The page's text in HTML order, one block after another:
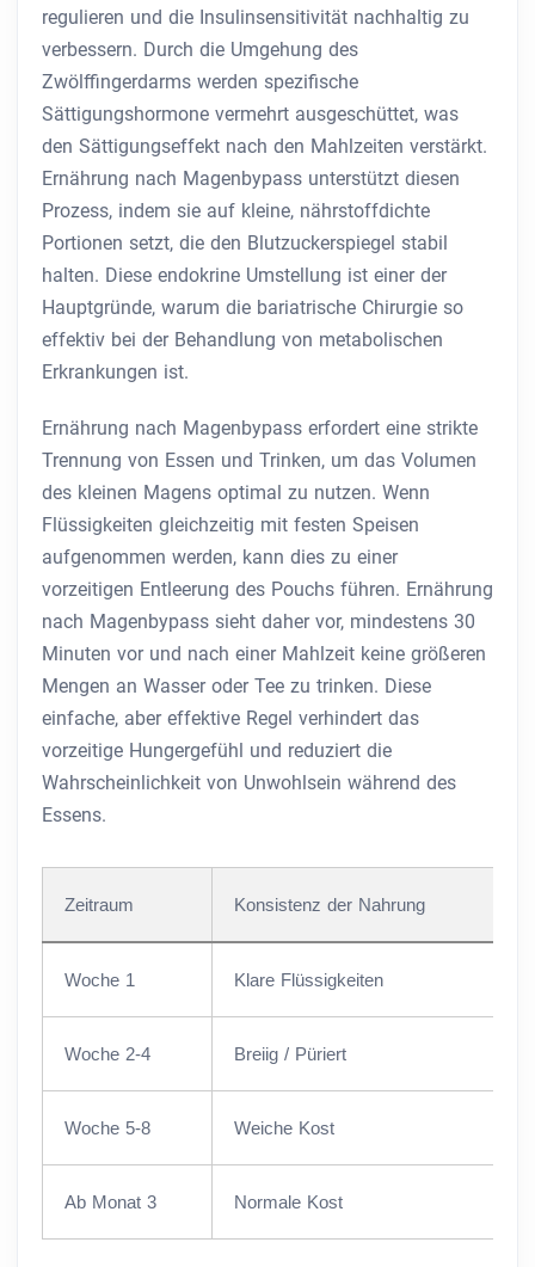
regulieren und die Insulinsensitivität nachhaltig zu
verbessern. Durch die Umgehung des
Zwölffingerdarms werden spezifische
Sättigungshormone vermehrt ausgeschüttet, was
den Sättigungseffekt nach den Mahlzeiten verstärkt.
Ernährung nach Magenbypass unterstützt diesen
Prozess, indem sie auf kleine, nährstoffdichte
Portionen setzt, die den Blutzuckerspiegel stabil
halten. Diese endokrine Umstellung ist einer der
Hauptgründe, warum die bariatrische Chirurgie so
effektiv bei der Behandlung von metabolischen
Erkrankungen ist.
Ernährung nach Magenbypass erfordert eine strikte
Trennung von Essen und Trinken, um das Volumen
des kleinen Magens optimal zu nutzen. Wenn
Flüssigkeiten gleichzeitig mit festen Speisen
aufgenommen werden, kann dies zu einer
vorzeitigen Entleerung des Pouchs führen. Ernährung
nach Magenbypass sieht daher vor, mindestens 30
Minuten vor und nach einer Mahlzeit keine größeren
Mengen an Wasser oder Tee zu trinken. Diese
einfache, aber effektive Regel verhindert das
vorzeitige Hungergefühl und reduziert die
Wahrscheinlichkeit von Unwohlsein während des
Essens.
Zeitraum Konsistenz der Nahrung
Woche 1 Klare Flüssigkeiten
Woche 2-4 Breiig / Püriert
Woche 5-8 Weiche Kost
Ab Monat 3 Normale Kost